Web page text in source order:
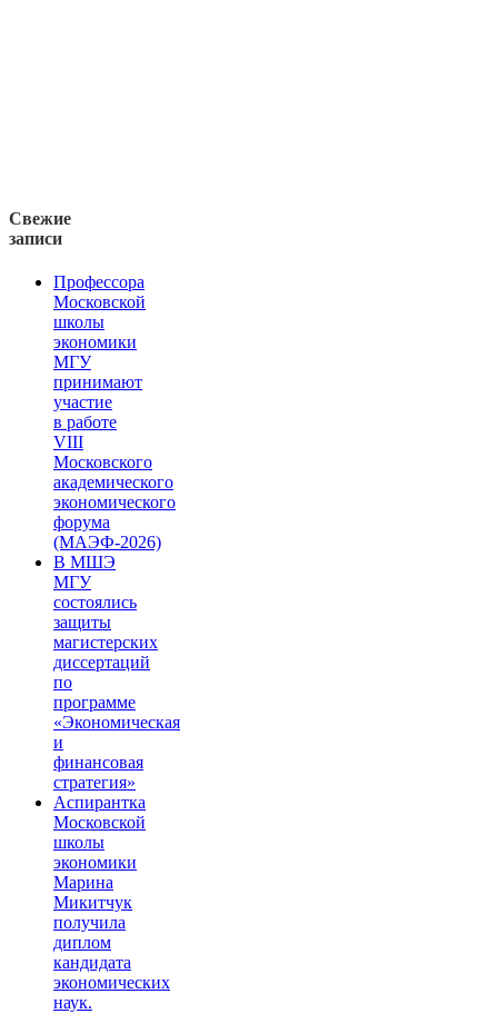
Свежие
записи
Профессора
Московской
школы
экономики
МГУ
принимают
участие
в работе
VIII
Московского
академического
экономического
форума
(МАЭФ-2026)
В МШЭ
МГУ
состоялись
защиты
магистерских
диссертаций
по
программе
«Экономическая
и
финансовая
стратегия»
Аспирантка
Московской
школы
экономики
Марина
Микитчук
получила
диплом
кандидата
экономических
наук.